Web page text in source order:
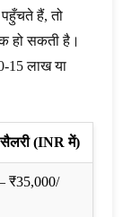
हैं, तो
हो सकती है।
15 लाख या
सैलरी (INR में)
₹35,000/